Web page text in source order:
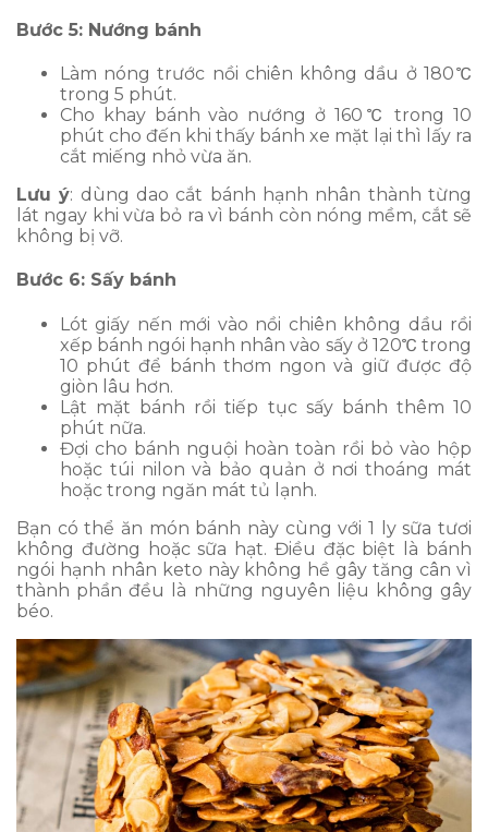
Bước 5: Nướng bánh
Làm nóng trước nồi chiên không dầu ở 180℃
trong 5 phút.
Cho khay bánh vào nướng ở 160℃ trong 10
phút cho đến khi thấy bánh xe mặt lại thì lấy ra
cắt miếng nhỏ vừa ăn.
Lưu ý: dùng dao cắt bánh hạnh nhân thành từng
lát ngay khi vừa bỏ ra vì bánh còn nóng mềm, cắt sẽ
không bị vỡ.
Bước 6: Sấy bánh
Lót giấy nến mới vào nồi chiên không dầu rồi
xếp bánh ngói hạnh nhân vào sấy ở 120℃ trong
10 phút để bánh thơm ngon và giữ được độ
giòn lâu hơn.
Lật mặt bánh rồi tiếp tục sấy bánh thêm 10
phút nữa.
Đợi cho bánh nguội hoàn toàn rồi bỏ vào hộp
hoặc túi nilon và bảo quản ở nơi thoáng mát
hoặc trong ngăn mát tủ lạnh.
Bạn có thể ăn món bánh này cùng với 1 ly sữa tươi
không đường hoặc sữa hạt. Điều đặc biệt là bánh
ngói hạnh nhân keto này không hề gây tăng cân vì
thành phần đều là những nguyên liệu không gây
béo.